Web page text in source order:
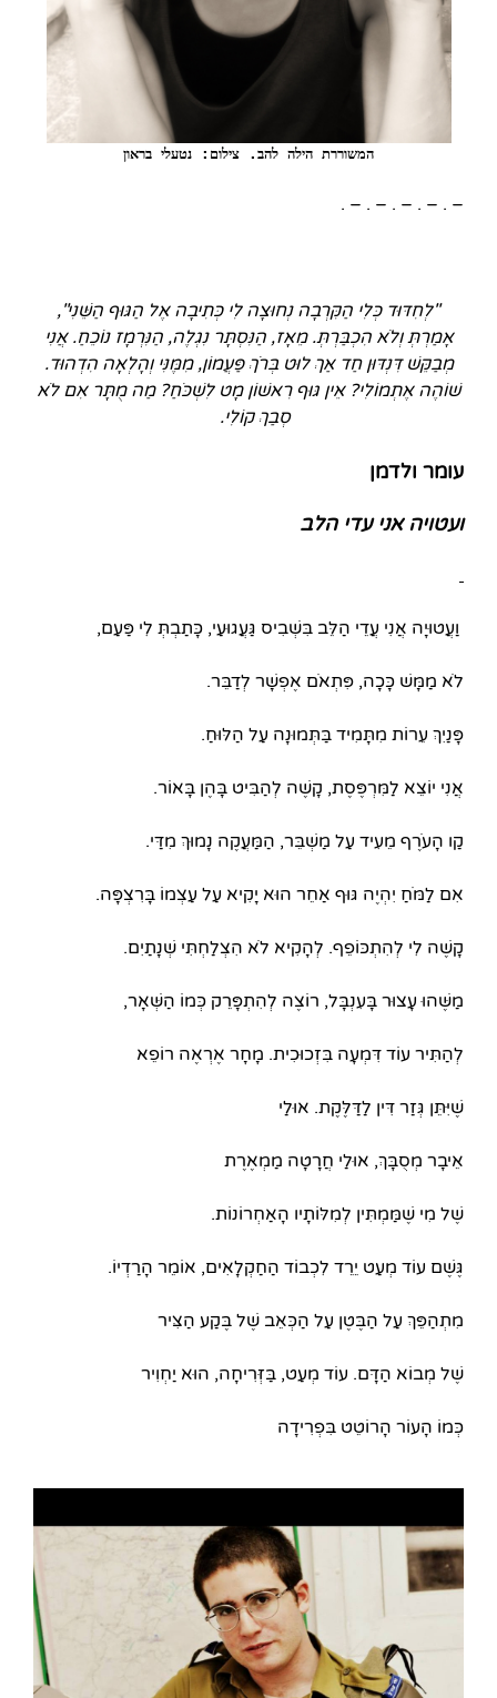
המשוררת הילה להב. צילום: נטעלי בראון
– . – . – . – . – .
"לְחִדּוּד כְּלִי הַקִּרְבָה נְחוּצָה לִי כְּתִיבָה אֶל הַגּוּף הַשֵּׁנִי",
אָמַרְתְּ וְלֹא הִכְבַּרְתְּ. מֵאָז, הַנִּסְתָּר נִגְלֶה, הַנִּרְמָז נוֹכֵחַ. אֲנִי
מְבַקֵּשׁ דִּנְדּוּן חַד אַךְ לוּט בְּרֹךְ פַּעֲמוֹן, מִמֶּנִּי וְהָלְאָה הִדְהוּד.
שׁוֹהֶה אֶתְמוֹלִי? אֵין גּוּף רִאשׁוֹן מָט לִשְׁכֹּחַ? מַה מֻתָּר אִם לֹא
סְבַךְ קוֹלִי.
עומר ולדמן
ועטויה אני עדי הלב
וַעֲטוּיָה אֲנִי עֲדֵי הַלֵּב בִּשְׁבִיס גַּעֲגוּעַי, כָּתַבְתְּ לִי פַּעַם,
לֹא מַמָּשׁ כָּכָה, פִּתְאֹם אֶפְשָׁר לְדַבֵּר.
פָּנַיִךְ עֵרוֹת מִתָּמִיד בַּתְּמוּנָה עַל הַלּוּחַ.
אֲנִי יוֹצֵא לַמִּרְפֶּסֶת, קָשֶׁה לְהַבִּיט בָּהֶן בָּאוֹר.
קַו הָעֹרֶף מֵעִיד עַל מַשְׁבֵּר, הַמַּעֲקֶה נָמוּךְ מִדַּי.
אִם לַמֹּחַ יִהְיֶה גּוּף אַחֵר הוּא יָקִיא עַל עַצְמוֹ בָּרִצְפָּה.
קָשֶׁה לִי לְהִתְכּוֹפֵף. לְהָקִיא לֹא הִצְלַחְתִּי שְׁנָתַיִם.
מַשֶּׁהוּ עָצוּר בָּעִנְבָּל, רוֹצֶה לְהִתְפָּרֵק כְּמוֹ הַשְּׁאָר,
לְהַתִּיר עוֹד דִּמְעָה בִּזְכוּכִית. מָחָר אֶרְאֶה רוֹפֵא
שֶׁיִּתֵּן גְּזַר דִּין לַדַּלֶּקֶת. אוּלַי
אֵיבָר מְסֻבָּךְ, אוּלַי חֲרָטָה מַמְאֶרֶת
שֶׁל מִי שֶׁמַּמְתִּין לְמִלּוֹתָיו הָאַחְרוֹנוֹת.
גֶּשֶׁם עוֹד מְעַט יֵרֵד לִכְבוֹד הַחַקְלָאִים, אוֹמֵר הָרַדְיוֹ.
מִתְהַפֵּךְ עַל הַבֶּטֶן עַל הַכְּאֵב שֶׁל בֶּקַע הַצִּיר
שֶׁל מְבוֹא הַדָּם. עוֹד מְעַט, בַּזְּרִיחָה, הוּא יַחְוִיר
כְּמוֹ הָעוֹר הָרוֹטֵט בִּפְרִידָה